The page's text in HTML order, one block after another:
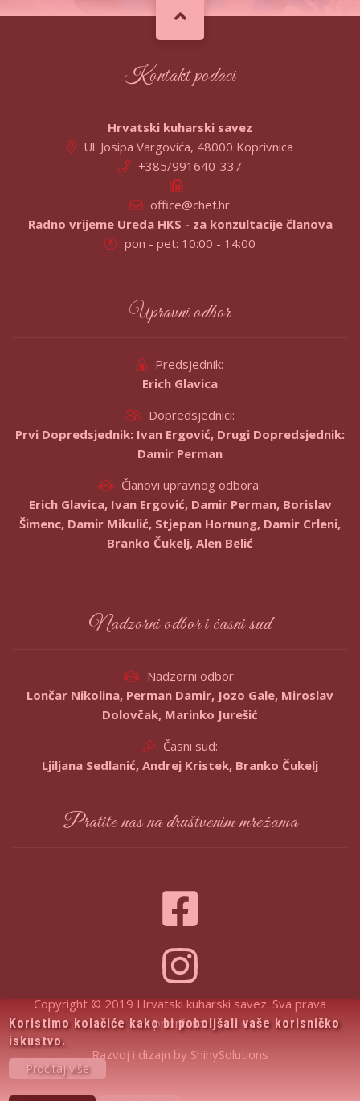
Kontakt podaci
Hrvatski kuharski savez
Ul. Josipa Vargovića, 48000 Koprivnica
+385/991640-337
office@chef.hr
Radno vrijeme Ureda HKS - za konzultacije članova
pon - pet: 10:00 - 14:00
Upravni odbor
Predsjednik:
Erich Glavica
Dopredsjednici:
Prvi Dopredsjednik: Ivan Ergović, Drugi Dopredsjednik:
Damir Perman
Članovi upravnog odbora:
Erich Glavica, Ivan Ergović, Damir Perman, Borislav
Šimenc, Damir Mikulić, Stjepan Hornung, Damir Crleni,
Branko Čukelj, Alen Belić
Nadzorni odbor i časni sud
Nadzorni odbor:
Lončar Nikolina, Perman Damir, Jozo Gale, Miroslav
Dolovčak, Marinko Jurešić
Časni sud:
Ljiljana Sedlanić, Andrej Kristek, Branko Čukelj
Pratite nas na društvenim mrežama
Copyright © 2019 Hrvatski kuharski savez. Sva prava
pridržana.
Razvoj i dizajn by ShinySolutions
Koristimo kolačiće kako bi poboljšali vaše korisničko
iskustvo.
Pročitaj više